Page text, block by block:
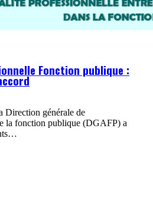
Fonction publique :
Direction générale de
la fonction publique (DGAFP) a